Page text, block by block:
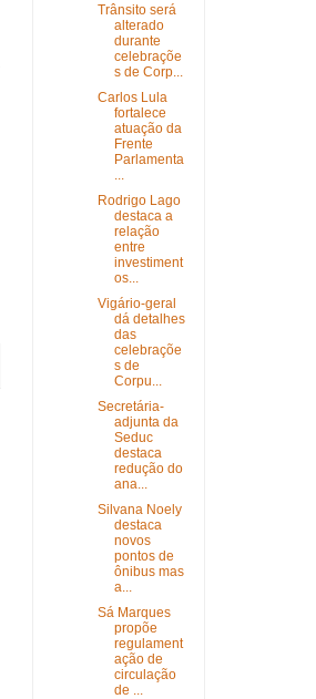
Trânsito será
alterado
durante
celebraçõe
s de Corp...
Carlos Lula
fortalece
atuação da
Frente
Parlamenta
...
Rodrigo Lago
destaca a
relação
entre
investiment
os...
Vigário-geral
dá detalhes
das
celebraçõe
s de
Corpu...
Secretária-
adjunta da
Seduc
destaca
redução do
ana...
Silvana Noely
destaca
novos
pontos de
ônibus mas
a...
Sá Marques
propõe
regulament
ação de
circulação
de ...